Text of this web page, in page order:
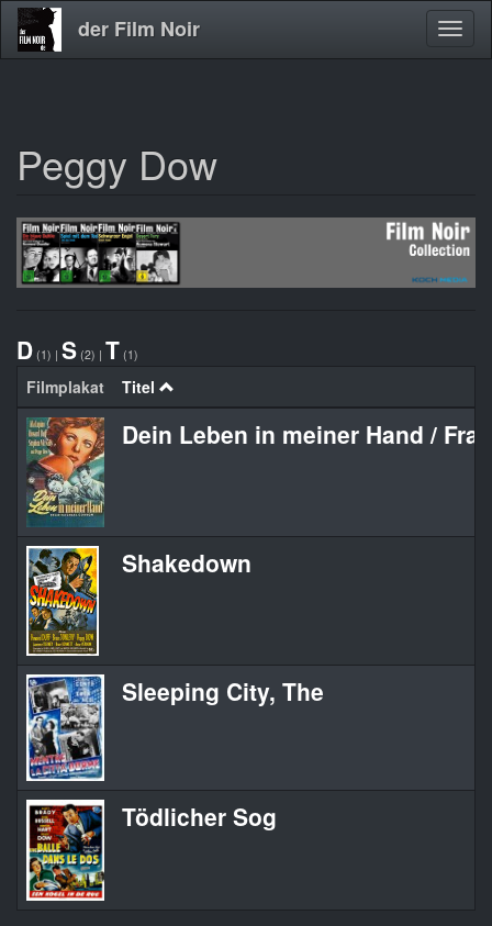
Direkt
zum
der Film Noir
Peggy Dow
D (1) | S (2) | T (1)
Filmplakat Titel
Dein Leben in meiner Hand /
Shakedown
Sleeping City, The
Tödlicher Sog